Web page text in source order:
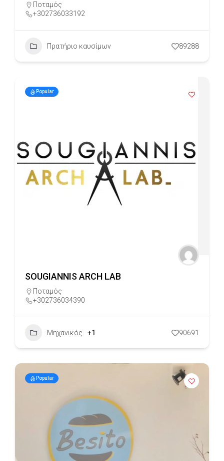
Ποταμός
+302736033192
Πρατήριο καυσίμων 89288
Popular
SOUGIANNIS ARCH LAB
Ποταμός
+302736034390
Μηχανικός +1 90691
Popular